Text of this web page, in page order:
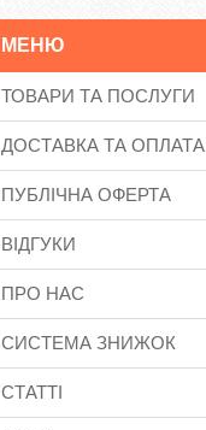
ТОВАРИ ТА ПОСЛУГИ
ДОСТАВКА ТА ОПЛАТА
ПУБЛІЧНА ОФЕРТА
ВІДГУКИ
ПРО НАС
СИСТЕМА ЗНИЖОК
СТАТТІ